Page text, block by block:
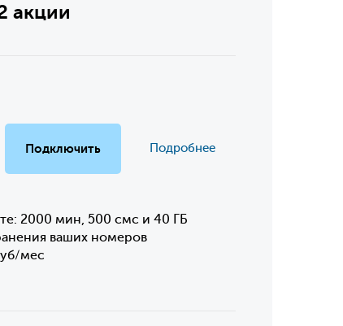
акции
Подключить Подробнее
2000 мин, 500 смс и 40 ГБ
ваших номеров
мес